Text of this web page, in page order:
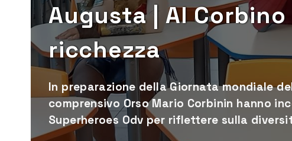
Augusta | Al
ricchezza
In preparazione della Giornata mondiale
comprensivo Orso Mario Corbinin hanno
Superheroes Odv per riflettere sulla